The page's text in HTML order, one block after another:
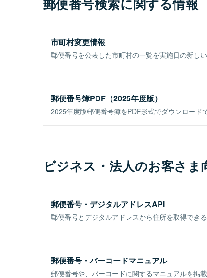
郵便番号検索に関する情報
市町村変更情報
郵便番号を公表した市町村の一覧を実施日の新し
郵便番号簿PDF（2025年度版）
2025年度版郵便番号簿をPDF形式でダウンロード
ビジネス・法人のお客さま
郵便番号・デジタルアドレスAPI
郵便番号とデジタルアドレスから住所を取得できる
郵便番号・バーコードマニュアル
郵便番号や、バーコードに関するマニュアルを掲載